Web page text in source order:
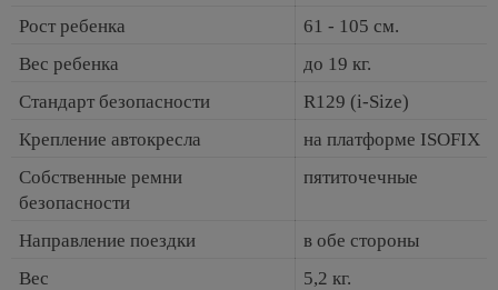
Рост ребенка
61 - 105 см.
Вес ребенка
до 19 кг.
Стандарт безопасности
R129 (i-Size)
Крепление автокресла
на платформе ISOFIX
Собственные ремни
безопасности
пятиточечные
Направление поездки
в обе стороны
Вес
5,2 кг.